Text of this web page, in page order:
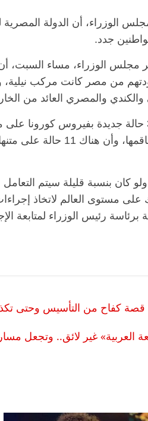
الوزراء، أن الدولة المصرية
جدد.
الوزراء، مساء السبت،
من مصر كانت مركب نيلية،
وقالت وزيرة الصحة إنه تأكد إصابة 33 حالة جديدة
التي سبق الاعلان عن إصابة 12
كان بنسبة قليلة سيتم التعامل
على مستوى العالم لاتخاذ
رئيس الوزراء لمتابعة
كفاح من التأسيس وحتى
العربية» غير لائق.. وتجعل
مقعد شاغر
حسين
الخصخصة
(بروفايل)
فرحات فقيه
الوطن وانحاز